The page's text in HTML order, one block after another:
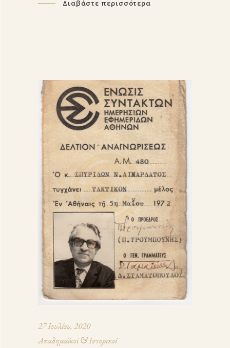
Διαβάστε περισσότερα
27 Ιουλίου, 2020
Ακαδημαϊκοί & Ιστορικοί